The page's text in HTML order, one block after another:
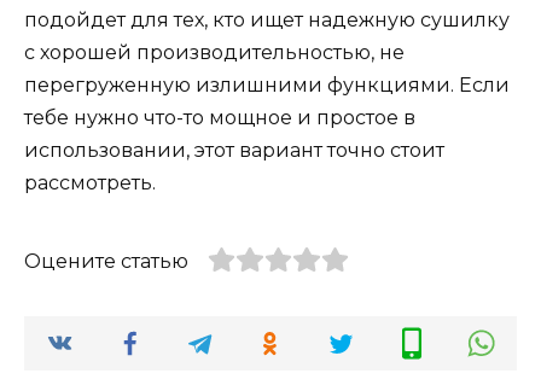
подойдет для тех, кто ищет надежную сушилку
с хорошей производительностью, не
перегруженную излишними функциями. Если
тебе нужно что-то мощное и простое в
использовании, этот вариант точно стоит
рассмотреть.
Оцените статью